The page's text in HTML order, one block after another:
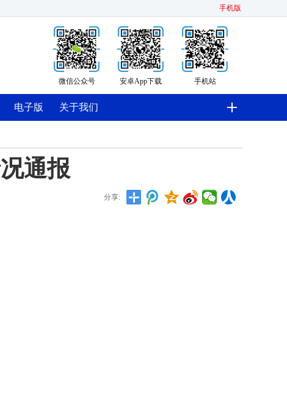
手机版
手机站
安卓App下载
微信公众号
电子版 关于我们
通报
分享: